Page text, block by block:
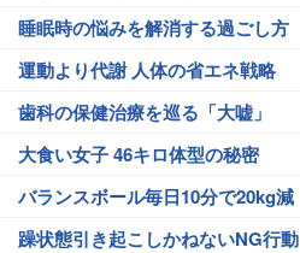
睡眠時の悩みを解消する過ごし方
運動より代謝 人体の省エネ戦略
歯科の保健治療を巡る「大嘘」
大食い女子 46キロ体型の秘密
バランスボール毎日10分で20kg減
躁状態引き起こしかねないNG行動